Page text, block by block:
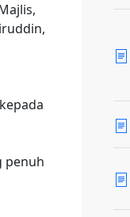
penuh